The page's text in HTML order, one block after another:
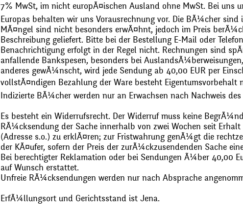
7% MwSt, im nicht europÃ¤ischen Ausland ohne MwSt. Bei uns
Europas behalten wir uns Vorausrechnung vor. Die BÃ¼cher
MÃ¤ngel sind nicht besonders erwÃ¤hnt, jedoch im Preis
Beschreibung geliefert. Bitte bei der Bestellung E-Mail oder
Benachrichtigung erfolgt in der Regel nicht. Rechnungen sind
anfallende Bankspesen, besonders bei
anderes gewÃ¼nscht, wird jede Sendung ab 40,00 EUR per
vollstÃ¤ndigen Bezahlung der Ware besteht Eigentumsvorbehalt
Indizierte BÃ¼cher werden nur an Erwachsen nach Nachweis
Es besteht ein Widerrufsrecht. Der Widerruf muss keine
RÃ¼cksendung der Sache innerhalb von zwei Wochen seit
(Adresse s.o.) zu erklÃ¤ren; zur Fristwahrung genÃ¼gt die
der KÃ¤ufer, sofern der Preis der zurÃ¼ckzusendenden Sache
Bei berechtigter Reklamation oder bei Sendungen Ã¼ber 40,00
auf Wunsch erstattet.
Unfreie RÃ¼cksendungen werden nur nach Absprache
ErfÃ¼llungsort und Gerichtsstand ist Jena.